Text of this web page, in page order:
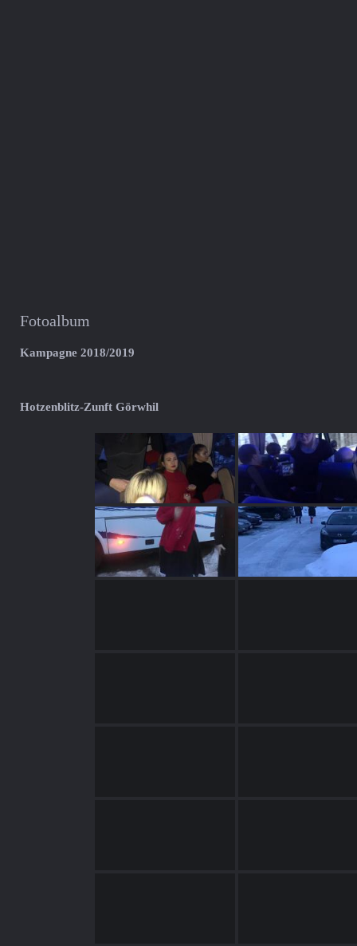
Fotoalbum
Kampagne 2018/2019
Hotzenblitz-Zunft Görwhil